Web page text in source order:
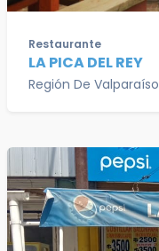
Restaurante
LA PICA DEL REY
Región De Valparaíso